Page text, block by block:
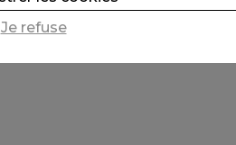
Je refuse